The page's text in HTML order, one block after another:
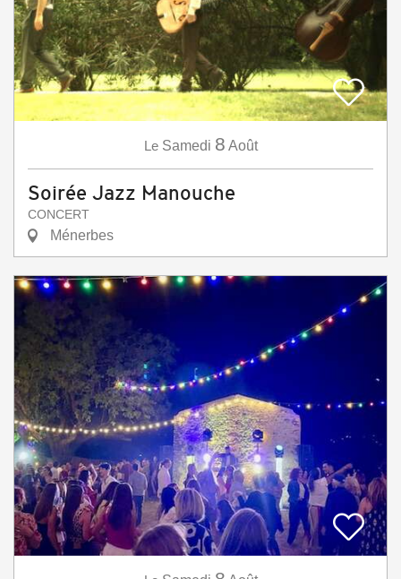
Le Samedi 8 Août
Soirée Jazz Manouche
CONCERT
Ménerbes